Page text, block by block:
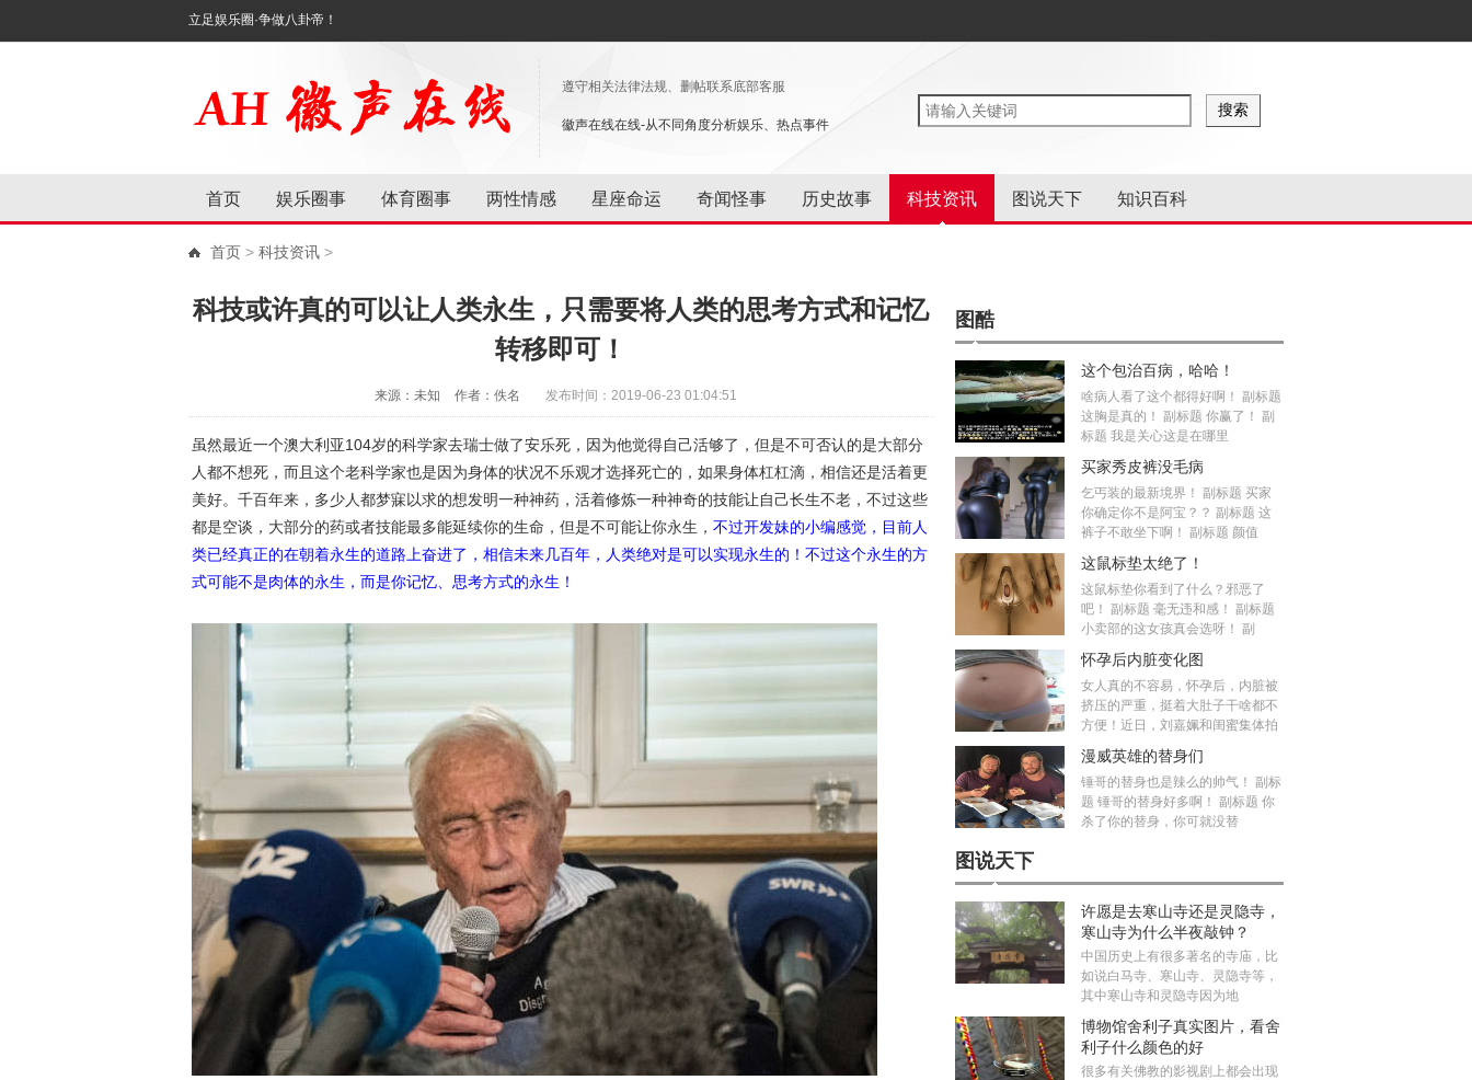
立足娱乐圈·争做八卦帝！
遵守相关法律法规、删帖联系底部客服
徽声在线在线-从不同角度分析娱乐、热点事件
首页 娱乐圈事 体育圈事 两性情感 星座命运 奇闻怪事 历史故事 科技资讯 图说天下 知识百科
首页 > 科技资讯 >
科技或许真的可以让人类永生，只需要将人类的思考方式和记忆
转移即可！
来源：未知 作者：佚名 发布时间：2019-06-23 01:04:51
虽然最近一个澳大利亚104岁的科学家去瑞士做了安乐死，因为他觉得自己活够了，但是不可否认的是大部分
人都不想死，而且这个老科学家也是因为身体的状况不乐观才选择死亡的，如果身体杠杠滴，相信还是活着更
美好。千百年来，多少人都梦寐以求的想发明一种神药，活着修炼一种神奇的技能让自己长生不老，不过这些
都是空谈，大部分的药或者技能最多能延续你的生命，但是不可能让你永生， 不过开发妹的小编感觉，目前人
类已经真正的在朝着永生的道路上奋进了，相信未来几百年，人类绝对是可以实现永生的！不过这个永生的方
式可能不是肉体的永生，而是你记忆、思考方式的永生！
图酷
这个包治百病，哈哈！
啥病人看了这个都得好啊！ 副标题
这胸是真的！ 副标题 你赢了！ 副
标题 我是关心这是在哪里
买家秀皮裤没毛病
乞丐装的最新境界！ 副标题 买家
你确定你不是阿宝？？ 副标题 这
裤子不敢坐下啊！ 副标题 颜值
这鼠标垫太绝了！
这鼠标垫你看到了什么？邪恶了
吧！ 副标题 毫无违和感！ 副标题
小卖部的这女孩真会选呀！ 副
怀孕后内脏变化图
女人真的不容易，怀孕后，内脏被
挤压的严重，挺着大肚子干啥都不
方便！近日，刘嘉姵和闺蜜集体拍
漫威英雄的替身们
锤哥的替身也是辣么的帅气！ 副标
题 锤哥的替身好多啊！ 副标题 你
杀了你的替身，你可就没替
图说天下
许愿是去寒山寺还是灵隐寺，
寒山寺为什么半夜敲钟？
中国历史上有很多著名的寺庙，比
如说白马寺、寒山寺、灵隐寺等，
其中寒山寺和灵隐寺因为地
博物馆舍利子真实图片，看舍
利子什么颜色的好
很多有关佛教的影视剧上都会出现